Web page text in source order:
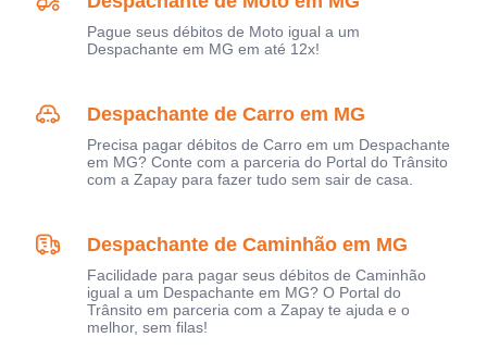
Pague seus débitos de Moto igual a um
Despachante em MG em até 12x!
Despachante de Carro em MG
Precisa pagar débitos de Carro em um Despachante
em MG? Conte com a parceria do Portal do Trânsito
com a Zapay para fazer tudo sem sair de casa.
Despachante de Caminhão em MG
Facilidade para pagar seus débitos de Caminhão
igual a um Despachante em MG? O Portal do
Trânsito em parceria com a Zapay te ajuda e o
melhor, sem filas!